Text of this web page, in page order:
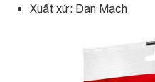
Xuất xứ: Đan Mạch